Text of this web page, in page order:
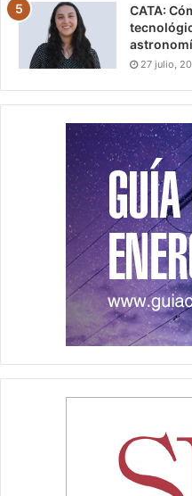
CATA:
27 julio,